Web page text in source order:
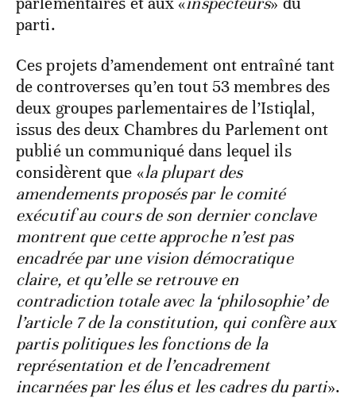
parti.
Ces projets d’amendement ont entraîné tant
de controverses qu’en tout 53 membres des
deux groupes parlementaires de l’Istiqlal,
issus des deux Chambres du Parlement ont
publié un communiqué dans lequel ils
considèrent que «la plupart des
amendements proposés par le comité
exécutif au cours de son dernier conclave
montrent que cette approche n’est pas
encadrée par une vision démocratique
claire, et qu’elle se retrouve en
contradiction totale avec la ‘philosophie’ de
l’article 7 de la constitution, qui confère aux
partis politiques les fonctions de la
représentation et de l’encadrement
incarnées par les élus et les cadres du parti».